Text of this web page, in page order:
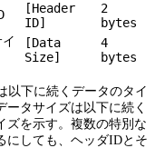
[Header
ID]
2
bytes
[Data
Size]
4
bytes
下に続くデータのタイ
ータサイズは以下に続く
ズを示す。複数の特別な
にしても、ヘッダIDとそ